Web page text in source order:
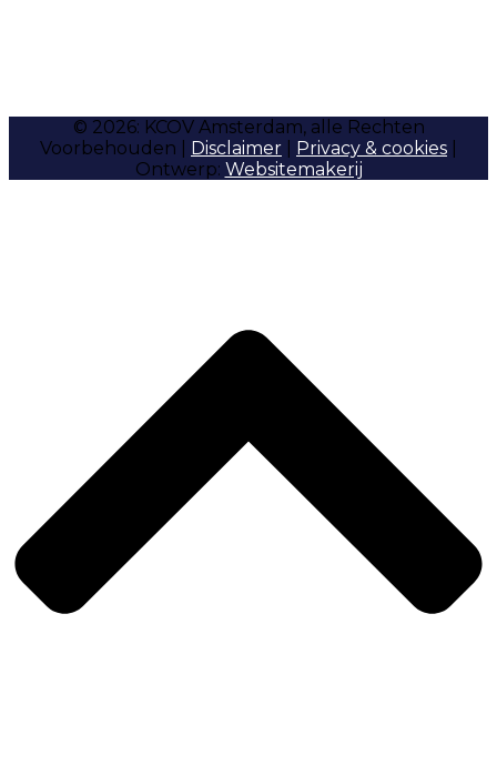
© 2026: KCOV Amsterdam, alle Rechten
Voorbehouden |
Disclaimer Privacy & cookies
Ontwerp: Websitemakerij